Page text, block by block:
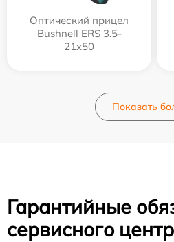
Оптический прицел
Bushnell ERS 3.5-
21x50
Показать
Гарантийные
сервисного